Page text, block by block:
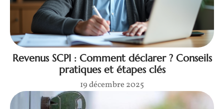
Revenus SCPI : Comment déclarer ? Conseils
pratiques et étapes clés
19 décembre 2025